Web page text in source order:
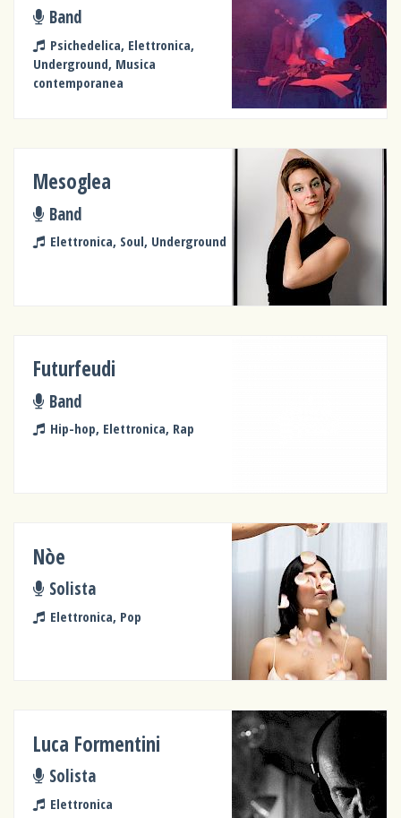
Band
Psichedelica, Elettronica,
Underground, Musica
contemporanea
Mesoglea
Band
Elettronica, Soul, Underground
Futurfeudi
Band
Hip-hop, Elettronica, Rap
Nòe
Solista
Elettronica, Pop
Luca Formentini
Solista
Elettronica